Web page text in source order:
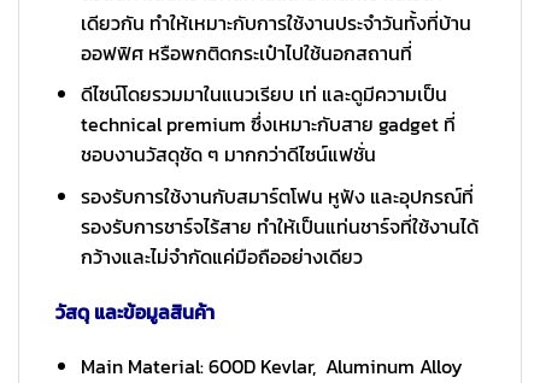
เดียวกัน ทำให้เหมาะกับการใช้งานประจำวันทั้งที่บ้าน
ออฟฟิศ หรือพกติดกระเป๋าไปใช้นอกสถานที่
ดีไซน์โดยรวมมาในแนวเรียบ เท่ และดูมีความเป็น
technical premium ซึ่งเหมาะกับสาย gadget ที่
ชอบงานวัสดุชัด ๆ มากกว่าดีไซน์แฟชั่น
รองรับการใช้งานกับสมาร์ตโฟน หูฟัง และอุปกรณ์ที่
รองรับการชาร์จไร้สาย ทำให้เป็นแท่นชาร์จที่ใช้งานได้
กว้างและไม่จำกัดแค่มือถืออย่างเดียว
วัสดุ และข้อมูลสินค้า
Main Material: 600D Kevlar, Aluminum Alloy